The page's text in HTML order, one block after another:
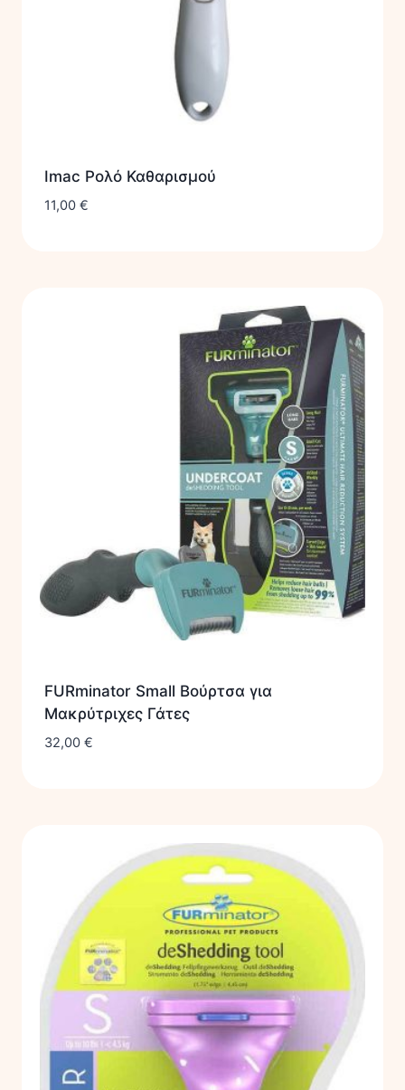
Imac Ρολό Καθαρισμού
11,00 €
FURminator Small Βούρτσα για
Μακρύτριχες Γάτες
32,00 €